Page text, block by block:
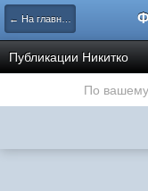
← На главную
Публикации Никитко
По вашему